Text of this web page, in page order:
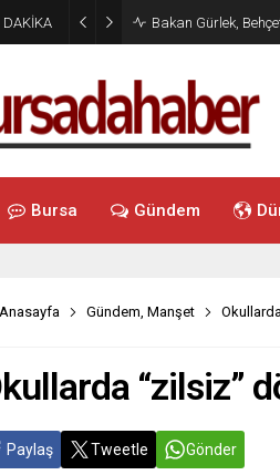
DAKİKA Bakan Gürlek,
Bursa Gündem
Anasayfa Gündem, Manşet
“zilsiz”
Paylaş Tweetle Gönder